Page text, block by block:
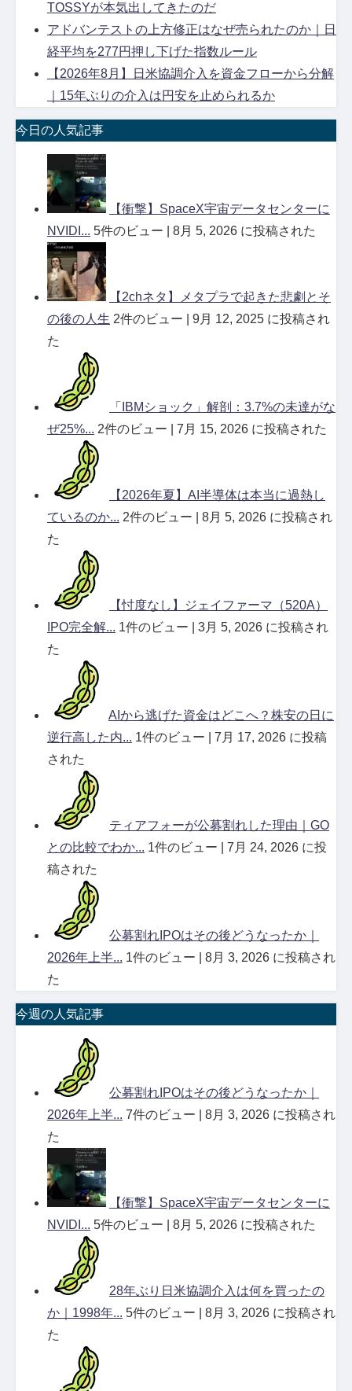
TOSSYが本気出してきたのだ
アドバンテストの上方修正はなぜ売られたのか｜日
経平均を277円押し下げた指数ルール
【2026年8月】日米協調介入を資金フローから分解
｜15年ぶりの介入は円安を止められるか
今日の人気記事
【衝撃】SpaceX宇宙データセンターに
NVIDI... 5件のビュー 8月 5, 2026 に投稿された
【2chネタ】メタプラで起きた悲劇とそ
の後の人生 2件のビュー
9月 12, 2025 に投稿され
た
「IBMショック」解剖：3.7%の未達がな
ぜ25%... 2件のビュー 7月 15, 2026 に投稿された
【2026年夏】AI半導体は本当に過熱し
ているのか... 2件のビュー
8月 5, 2026 に投稿され
た
【忖度なし】ジェイファーマ（520A）
IPO完全解... 1件のビュー
3月 5, 2026 に投稿され
た
AIから逃げた資金はどこへ？株安の日に
逆行高した内... 1件のビュー
7月 17, 2026 に投稿
された
ティアフォーが公募割れした理由｜GO
との比較でわか... 1件のビュー
7月 24, 2026 に投
稿された
公募割れIPOはその後どうなったか｜
2026年上半... 1件のビュー
8月 3, 2026 に投稿され
た
今週の人気記事
公募割れIPOはその後どうなったか｜
2026年上半... 7件のビュー
8月 3, 2026 に投稿され
た
【衝撃】SpaceX宇宙データセンターに
NVIDI... 5件のビュー 8月 5, 2026 に投稿された
28年ぶり日米協調介入は何を買ったの
か｜1998年... 5件のビュー
8月 3, 2026 に投稿され
た